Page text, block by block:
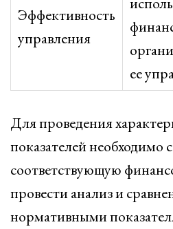
Эффективность
управления
ее
Для проведения
показателей необходимо
соответствующую
провести анализ и
нормативными